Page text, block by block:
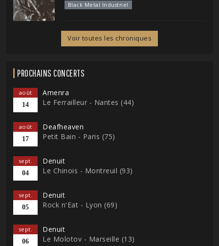
Black Metal Industriel
Voir toutes les chroniques
PROCHAINS CONCERTS
août
14
Amenra
Le Ferrailleur - Nantes (44)
août
17
Deafheaven
Petit Bain - Paris (75)
sept.
04
Denuit
Le Chinois - Montreuil (93)
sept.
05
Denuit
Rock n'Eat - Lyon (69)
sept.
06
Denuit
Le Molotov - Marseille (13)